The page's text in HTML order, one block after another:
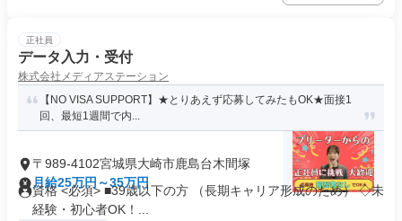
正社員
データ入力・受付
株式会社メディアステーション
【NO VISA SUPPORT】★とりあえず応募してみたもOK★面接1
回、最短1週間で内...
〒989-4102宮城県大崎市鹿島台木間塚
月給25万円～35万円
資格 <必須> ■39歳以下の方 （長期キャリア形成のため） ◇未
経験・初心者OK！...